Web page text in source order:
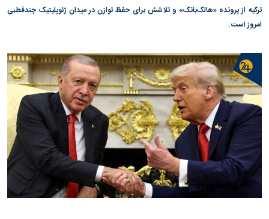
ترکیه از پرونده «هالک‌بانک» و تلاشش برای حفظ توازن در میدان ژئوپلیتیک چندقطبی
امروز است.